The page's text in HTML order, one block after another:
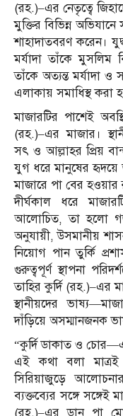
(রহ.)–এর নেতৃত্বে
মুক্তির বিভিন্ন
শাহাদাতবরণ করেন।
মর্যাদা তাঁকে মুসলিম
তাঁকে অত্যন্ত মর্যাদা ও
এলাকায় সমাধিস্থ করা
মাজারটির পাশেই
(রহ.)–এর মাজার।
সৎ ও আল্লাহর প্রিয়
যুগ ধরে মানুষের
মাজারে পা বের
দীর্ঘকাল ধরে
আলোচিত, তা হলো
অনুযায়ী, উসমানীয়
নিয়োগ পান তুর্কি
গুরুত্বপূর্ণ স্থাপনা
তাহির কুর্দি (রহ.)–এর
স্থানীয়দের
দাঁড়িয়ে অসম্মানজনক
“কুর্দি ডাকাত ও
এই কথা বলা
সিরিয়াজুড়ে
ব্যক্তব্যের সঙ্গে
(রহ.)–এর ডান পা